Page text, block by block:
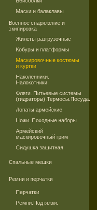
Маски и балаклавы
Военное снаряжение и
экипировка
Жилеты разгрузочные
Кобуры и платформы
Маскировочные костюмы
и куртки
Наколенники.
Налокотники.
Фляги. Питьевые системы
(гидраторы).Термосы.Посуда.
Лопаты армейские
Ножи. Походные наборы
Армейский
маскировочный грим
Сидушка защитная
Спальные мешки
Ремни и перчатки
Перчатки
Ремни.Подтяжки.